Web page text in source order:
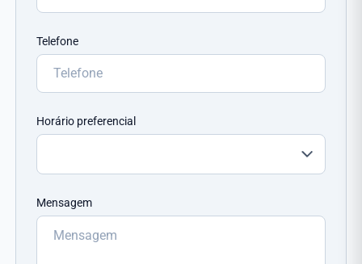
Telefone
Horário preferencial
Mensagem